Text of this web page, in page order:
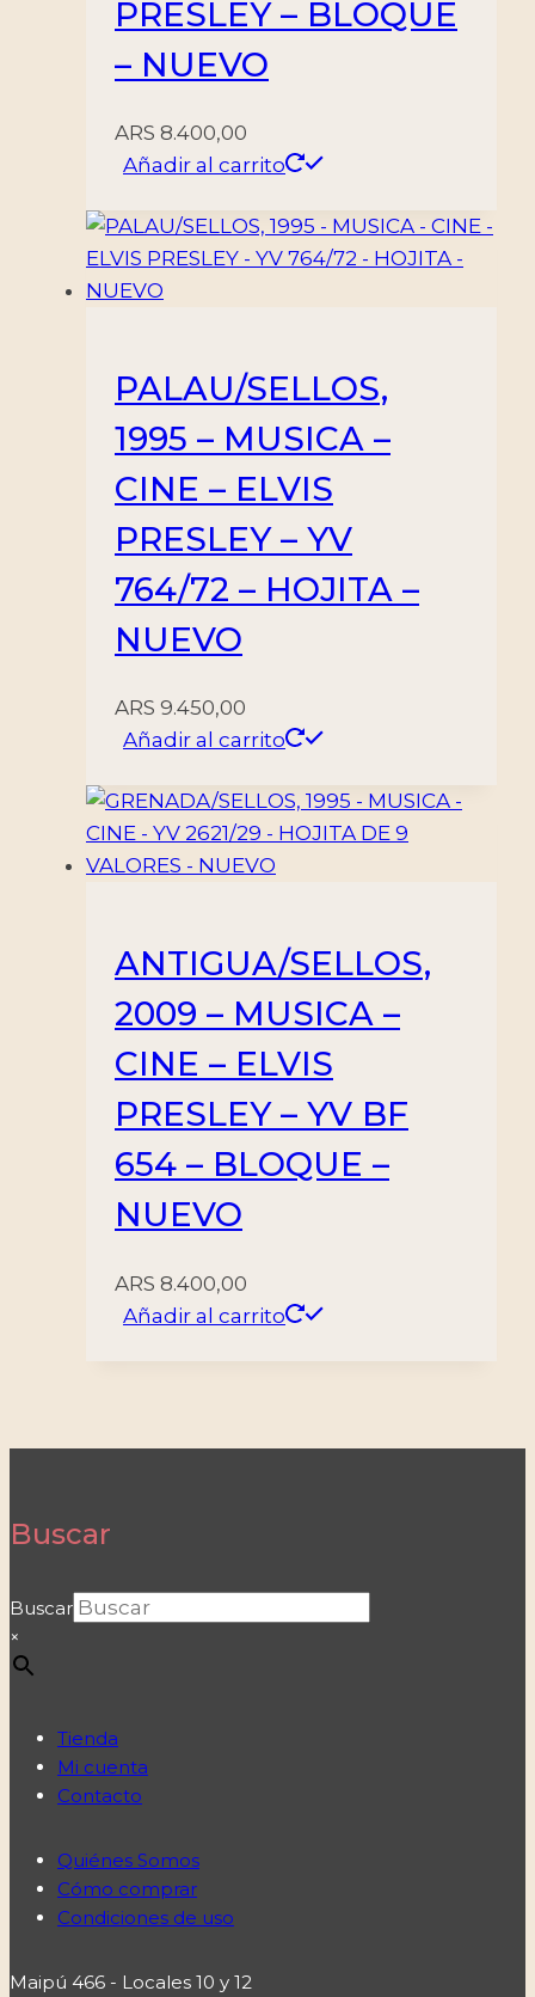
PRESLEY – BLOQUE
– NUEVO
ARS 8.400,00
Añadir al carrito
PALAU/SELLOS,
1995 – MUSICA –
CINE – ELVIS
PRESLEY – YV
764/72 – HOJITA –
NUEVO
ARS 9.450,00
Añadir al carrito
ANTIGUA/SELLOS,
2009 – MUSICA –
CINE – ELVIS
PRESLEY – YV BF
654 – BLOQUE –
NUEVO
ARS 8.400,00
Añadir al carrito
Buscar
Buscar
×
Tienda
Mi cuenta
Contacto
Quiénes Somos
Cómo comprar
Condiciones de uso
Maipú 466 - Locales 10 y 12